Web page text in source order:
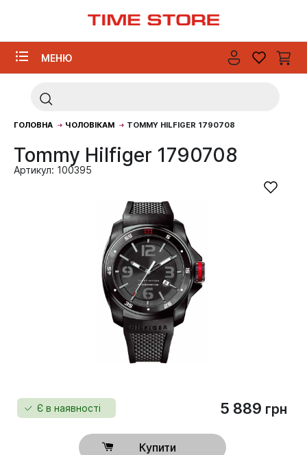
МЕНЮ
ГОЛОВНА ЧОЛОВІКАМ TOMMY HILFIGER 1790708
Tommy Hilfiger 1790708
Артикул: 100395
Є в наявності 5 889 грн
Купити